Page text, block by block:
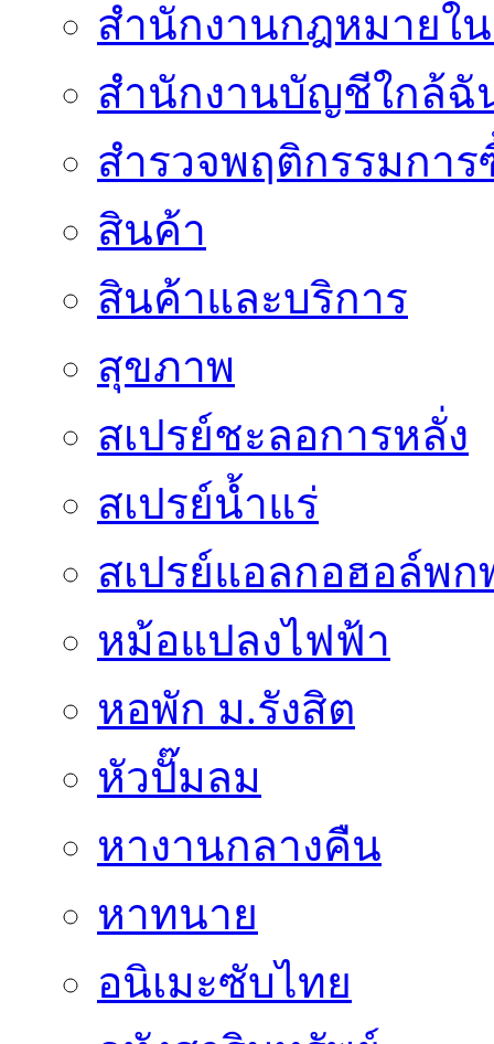
สำนักงานกฎหมายใ
สำนักงานบัญชีใกล้ฉั
สำรวจพฤติกรรมการ
สินค้า
สินค้าและบริการ
สุขภาพ
สเปรย์ชะลอการหลั่ง
สเปรย์น้ำแร่
สเปรย์แอลกอฮอล์พก
หม้อแปลงไฟฟ้า
หอพัก ม.รังสิต
หัวปั๊มลม
หางานกลางคืน
หาทนาย
อนิเมะซับไทย